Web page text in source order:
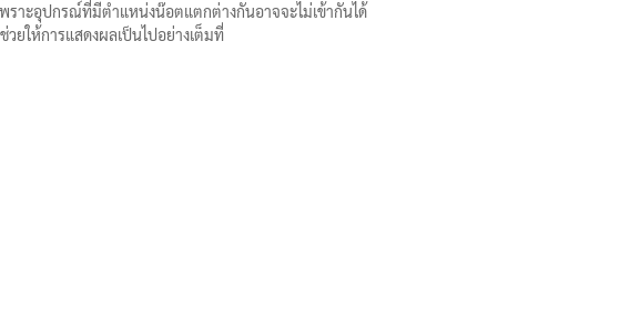
าะอุปกรณ์ที่มีตำแหน่งน๊อตแตกต่างกันอาจจะไม่เข้ากันได้
ยให้การแสดงผลเป็นไปอย่างเต็มที่